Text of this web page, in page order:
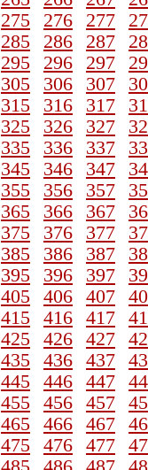
275 276 277
285 286 287
295 296 297
305 306 307
315 316 317
325 326 327
335 336 337
345 346 347
355 356 357
365 366 367
375 376 377
385 386 387
395 396 397
405 406 407
415 416 417
425 426 427
435 436 437
445 446 447
455 456 457
465 466 467
475 476 477